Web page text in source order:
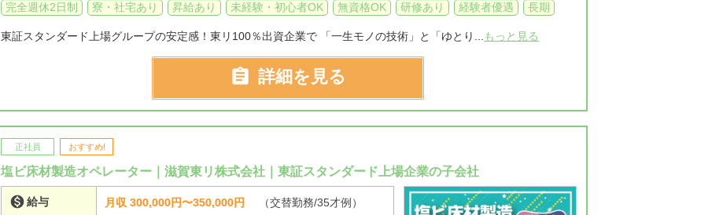
完全週休2日制
寮・社宅あり 昇給あり 未経験・初心者OK 無資格OK 研修あり 経験者優遇 長期
東証スタンダード上場グループの安定感！東リ100％出資企業で 「一生モノの技術」と「ゆとり... もっと見る
 詳細を見る
正社員 おすすめ!
塩ビ床材製造オペレーター｜滋賀東リ株式会社｜東証スタンダード上場企業の子会社
給与 月収 300,000円〜350,000円 （交替勤務/35才例）